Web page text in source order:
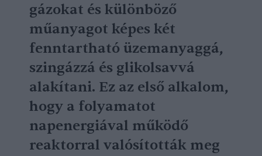
gázokat és különböző
műanyagot képes két
fenntartható üzemanyaggá,
szingázzá és glikolsavvá
alakítani. Ez az első alkalom,
hogy a folyamatot
napenergiával működő
reaktorral valósították meg